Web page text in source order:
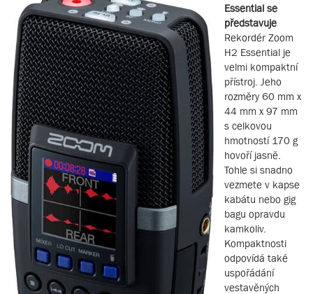
Essential se
představuje
Rekordér Zoom
H2 Essential je
velmi kompaktní
přístroj. Jeho
rozměry 60 mm x
44 mm x 97 mm
s celkovou
hmotností 170 g
hovoří jasně.
Tohle si snadno
vezmete v kapse
kabátu nebo gig
bagu opravdu
kamkoliv.
Kompaktnosti
odpovídá také
uspořádání
vestavěných